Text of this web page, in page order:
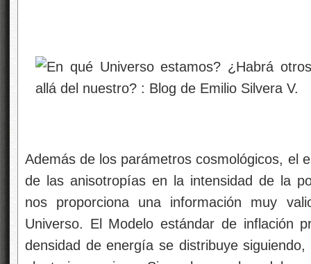
Además de los parámetros cosmológicos, el
de las anisotropías en la intensidad de la
nos proporciona una información muy
Universo. El Modelo estándar de inflación
densidad de energía se distribuye